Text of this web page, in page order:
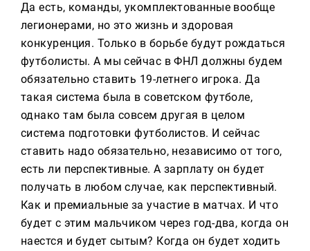
Да есть, команды, укомплектованные вообще
легионерами, но это жизнь и здоровая
конкуренция. Только в борьбе будут рождаться
футболисты. А мы сейчас в ФНЛ должны будем
обязательно ставить 19-летнего игрока. Да
такая система была в советском футболе,
однако там была совсем другая в целом
система подготовки футболистов. И сейчас
ставить надо обязательно, независимо от того,
есть ли перспективные. А зарплату он будет
получать в любом случае, как перспективный.
Как и премиальные за участие в матчах. И что
будет с этим мальчиком через год-два, когда он
наестся и будет сытым? Когда он будет ходить